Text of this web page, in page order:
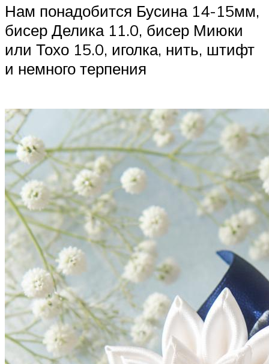
Нам понадобится Бусина 14-15мм,
бисер Делика 11.0, бисер Миюки
или Тохо 15.0, иголка, нить, штифт
и немного терпения